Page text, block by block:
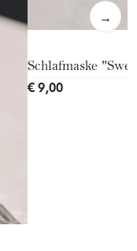
→
Schlafmaske
€ 9,00